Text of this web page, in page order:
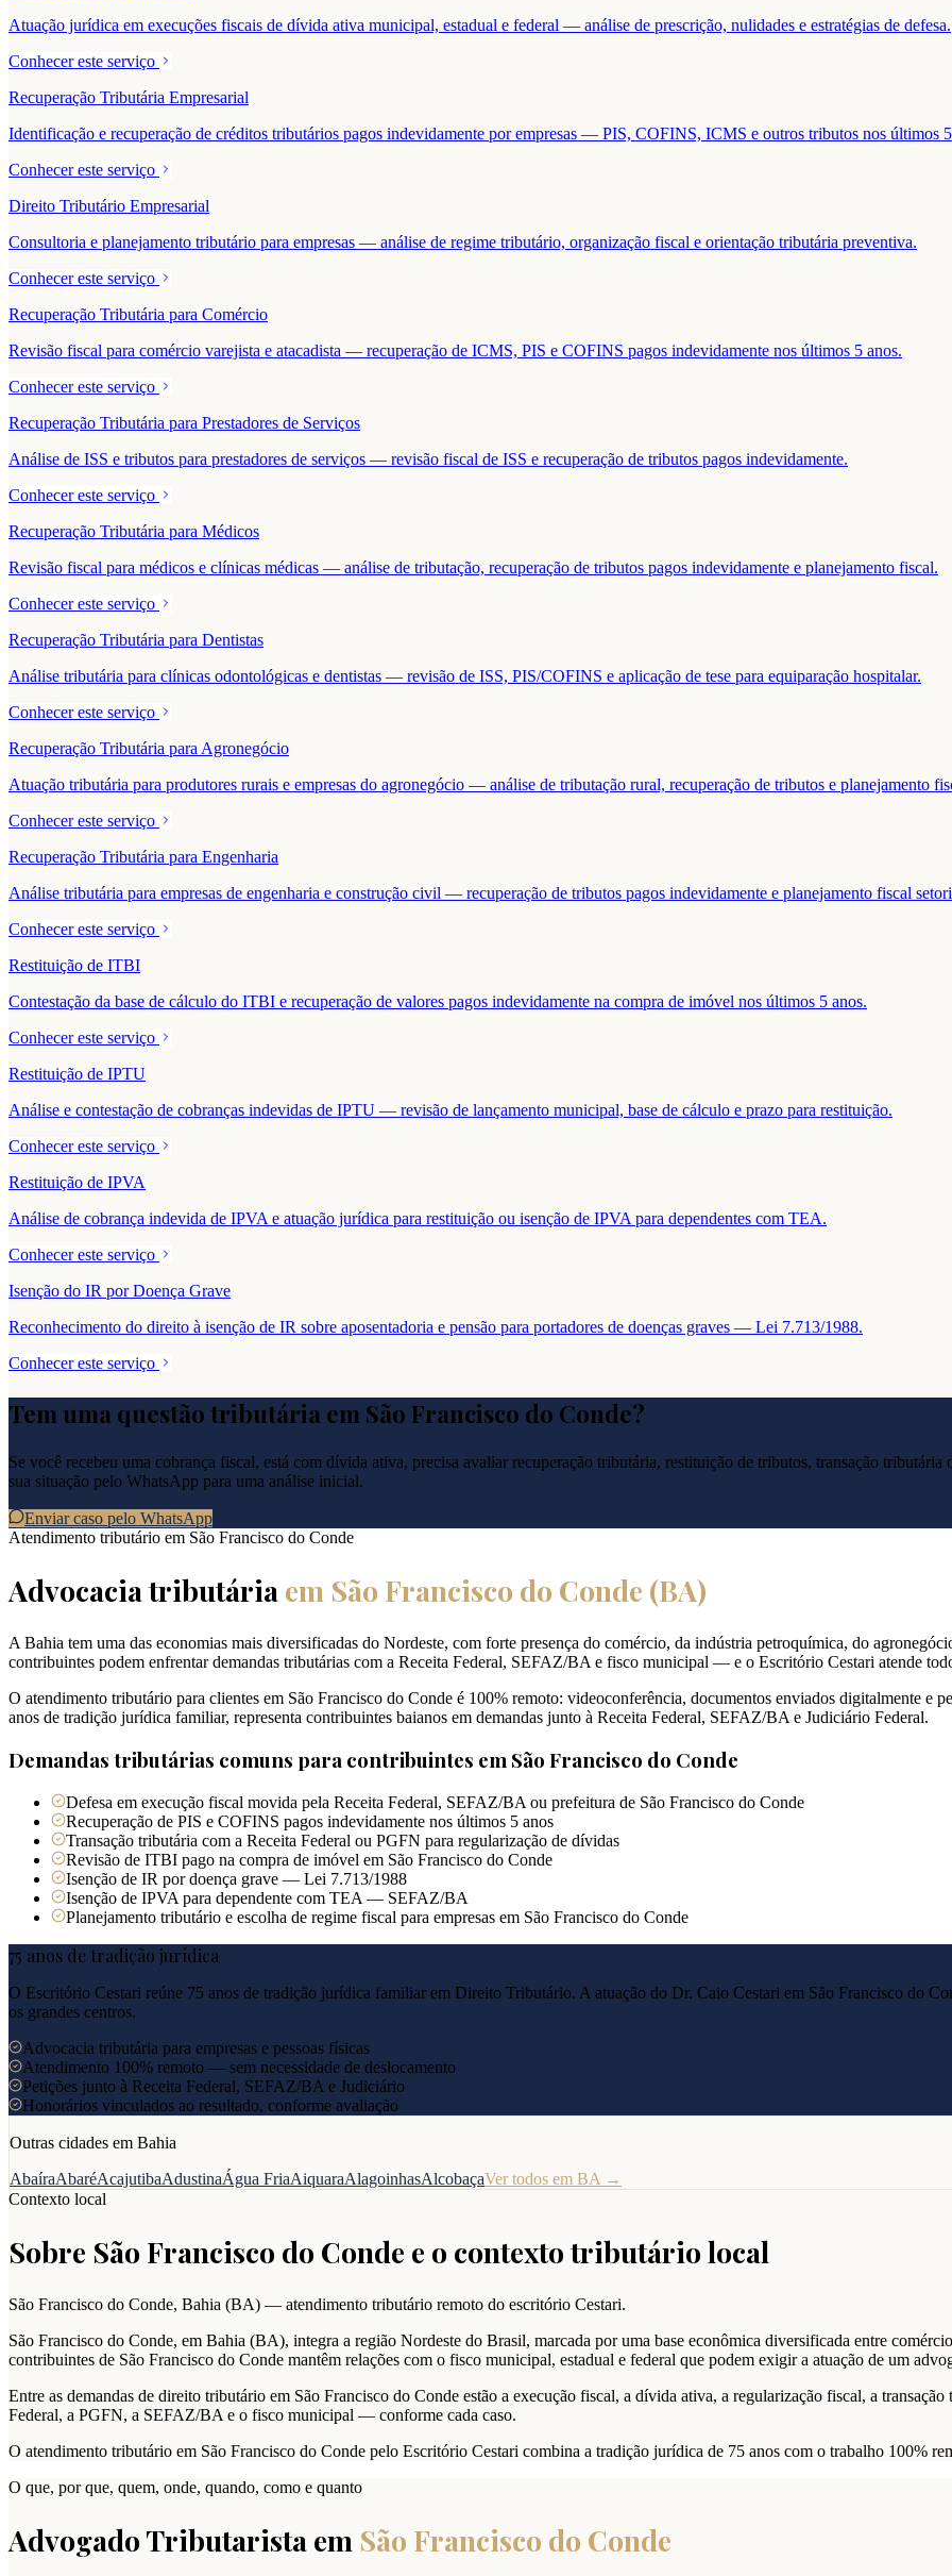
Atuação jurídica em execuções fiscais de dívida ativa municipal, estadual e federal — análise de prescrição, nulidades e estratégias de defesa.
Conhecer este serviço
Recuperação Tributária Empresarial
Identificação e recuperação de créditos tributários pagos indevidamente por empresas — PIS, COFINS, ICMS e outros tributos nos últimos
Conhecer este serviço
Direito Tributário Empresarial
Consultoria e planejamento tributário para empresas — análise de regime tributário, organização fiscal e orientação tributária preventiva.
Conhecer este serviço
Recuperação Tributária para Comércio
Revisão fiscal para comércio varejista e atacadista — recuperação de ICMS, PIS e COFINS pagos indevidamente nos últimos 5 anos.
Conhecer este serviço
Recuperação Tributária para Prestadores de Serviços
Análise de ISS e tributos para prestadores de serviços — revisão fiscal de ISS e recuperação de tributos pagos indevidamente.
Conhecer este serviço
Recuperação Tributária para Médicos
Revisão fiscal para médicos e clínicas médicas — análise de tributação, recuperação de tributos pagos indevidamente e planejamento fiscal.
Conhecer este serviço
Recuperação Tributária para Dentistas
Análise tributária para clínicas odontológicas e dentistas — revisão de ISS, PIS/COFINS e aplicação de tese para equiparação hospitalar.
Conhecer este serviço
Recuperação Tributária para Agronegócio
Atuação tributária para produtores rurais e empresas do agronegócio — análise de tributação rural, recuperação de tributos e planejamento
Conhecer este serviço
Recuperação Tributária para Engenharia
Análise tributária para empresas de engenharia e construção civil — recuperação de tributos pagos indevidamente e planejamento fiscal
Conhecer este serviço
Restituição de ITBI
Contestação da base de cálculo do ITBI e recuperação de valores pagos indevidamente na compra de imóvel nos últimos 5 anos.
Conhecer este serviço
Restituição de IPTU
Análise e contestação de cobranças indevidas de IPTU — revisão de lançamento municipal, base de cálculo e prazo para restituição.
Conhecer este serviço
Restituição de IPVA
Análise de cobrança indevida de IPVA e atuação jurídica para restituição ou isenção de IPVA para dependentes com TEA.
Conhecer este serviço
Isenção do IR por Doença Grave
Reconhecimento do direito à isenção de IR sobre aposentadoria e pensão para portadores de doenças graves — Lei 7.713/1988.
Conhecer este serviço
Tem uma questão tributária em São Francisco do Conde?
Se você recebeu uma cobrança fiscal, está com dívida ativa, precisa avaliar recuperação tributária, restituição de tributos, transação tributária
sua situação pelo WhatsApp para uma análise inicial.
Enviar caso pelo WhatsApp
Atendimento tributário em São Francisco do Conde
Advocacia tributáriaem São Francisco do Conde (BA)
A Bahia tem uma das economias mais diversificadas do Nordeste, com forte presença do comércio, da indústria petroquímica, do
contribuintes podem enfrentar demandas tributárias com a Receita Federal, SEFAZ/BA e fisco municipal — e o Escritório Cestari atende
O atendimento tributário para clientes em São Francisco do Conde é 100% remoto: videoconferência, documentos enviados digitalmente e
anos de tradição jurídica familiar, representa contribuintes baianos em demandas junto à Receita Federal, SEFAZ/BA e Judiciário Federal.
Demandas tributárias comuns para contribuintes em São Francisco do Conde
Defesa em execução fiscal movida pela Receita Federal, SEFAZ/BA ou prefeitura de São Francisco do Conde
Recuperação de PIS e COFINS pagos indevidamente nos últimos 5 anos
Transação tributária com a Receita Federal ou PGFN para regularização de dívidas
Revisão de ITBI pago na compra de imóvel em São Francisco do Conde
Isenção de IR por doença grave — Lei 7.713/1988
Isenção de IPVA para dependente com TEA — SEFAZ/BA
Planejamento tributário e escolha de regime fiscal para empresas em São Francisco do Conde
75 anos de tradição jurídica
O Escritório Cestari reúne 75 anos de tradição jurídica familiar em Direito Tributário. A atuação do Dr. Caio Cestari em São Francisco do
os grandes centros.
Advocacia tributária para empresas e pessoas físicas
Atendimento 100% remoto — sem necessidade de deslocamento
Petições junto à Receita Federal, SEFAZ/BA e Judiciário
Honorários vinculados ao resultado, conforme avaliação
Outras cidades em Bahia
AbaíraAbaréAcajutibaAdustinaÁgua FriaAiquaraAlagoinhasAlcobaçaVer todos em BA →
Contexto local
Sobre São Francisco do Conde e o contexto tributário local
São Francisco do Conde, Bahia (BA) — atendimento tributário remoto do escritório Cestari.
São Francisco do Conde, em Bahia (BA), integra a região Nordeste do Brasil, marcada por uma base econômica diversificada entre
contribuintes de São Francisco do Conde mantêm relações com o fisco municipal, estadual e federal que podem exigir a atuação de um
Entre as demandas de direito tributário em São Francisco do Conde estão a execução fiscal, a dívida ativa, a regularização fiscal, a
Federal, a PGFN, a SEFAZ/BA e o fisco municipal — conforme cada caso.
O atendimento tributário em São Francisco do Conde pelo Escritório Cestari combina a tradição jurídica de 75 anos com o trabalho 100%
O que, por que, quem, onde, quando, como e quanto
Advogado Tributarista em São Francisco do Conde